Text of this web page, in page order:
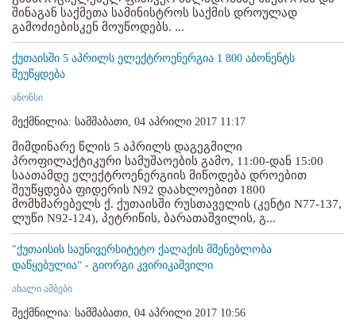
შინაგან საქმეთა სამინისტროს საქმის დროულად
გამოძიებისკენ მოუწოდებს. ...
ქუთაისში 5 აპრილს ელექტროენერგია 1 800 აბონენტს
შეუწყდება
ანონსი
შექმნილია: სამშაბათი, 04 აპრილი 2017 11:17
მიმდინარე წლის 5 აპრილს დაგეგმილი
პროფილაქტიკური სამუშაოების გამო, 11:00-დან 15:00
საათამდე ელექტროენერგიის მიწოდება დროებით
შეუწყდება ფიდერის N92 დაახლოებით 1800
მომხმარებელს ქ. ქუთაისში რუსთაველის (კენტი N77-137,
ლუწი N92-124), პეტრიწის, ბარათაშვილის, გ...
"ქუთაისის საუნივერსიტეტო ქალაქის მშენებლობა
დაწყებულია“ - გიორგი კვირიკაშვილი
ახალი ამბები
შექმნილია: სამშაბათი, 04 აპრილი 2017 10:56